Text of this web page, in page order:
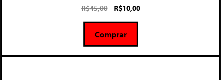
0
d
5
R$45,00 R$10,00
Comprar